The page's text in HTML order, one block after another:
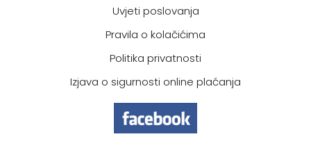
Uvjeti poslovanja
Pravila o kolačićima
Politika privatnosti
Izjava o sigurnosti online plaćanja